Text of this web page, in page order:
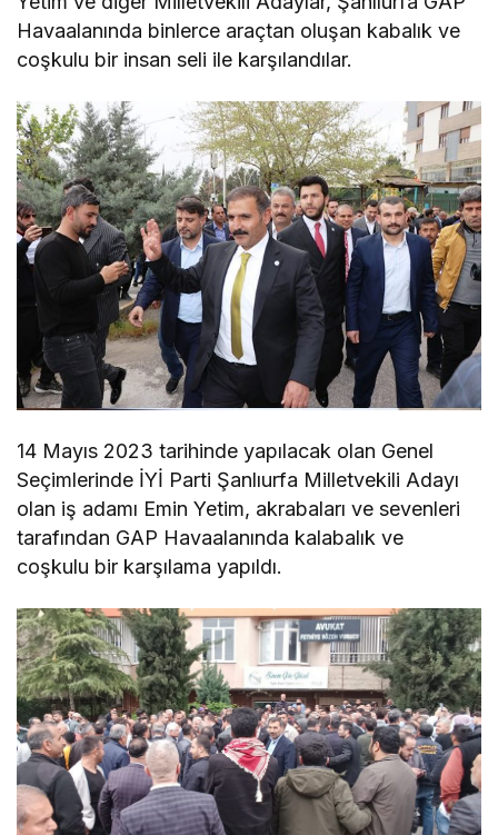
Havaalanında binlerce araçtan oluşan kabalık ve
coşkulu bir insan seli ile karşılandılar.
14 Mayıs 2023 tarihinde yapılacak olan Genel
Seçimlerinde İYİ Parti Şanlıurfa Milletvekili Adayı
olan iş adamı Emin Yetim, akrabaları ve sevenleri
tarafından GAP Havaalanında kalabalık ve
coşkulu bir karşılama yapıldı.